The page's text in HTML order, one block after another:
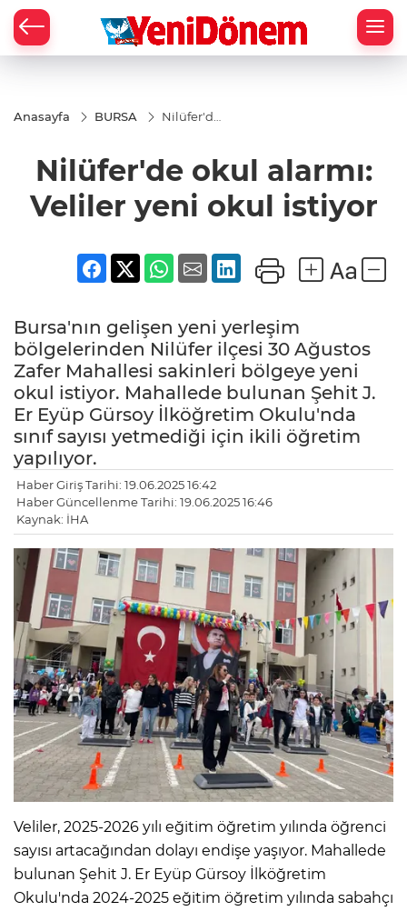
Anasayfa BURSA
Nilüfer'de
Veliler
yeni okul
Nilüfer'de okul alarmı:
Veliler yeni okul istiyor
Bursa'nın gelişen yeni yerleşim
bölgelerinden Nilüfer ilçesi 30 Ağustos
Zafer Mahallesi sakinleri bölgeye yeni
okul istiyor. Mahallede bulunan Şehit J.
Er Eyüp Gürsoy İlköğretim Okulu'nda
sınıf sayısı yetmediği için ikili öğretim
yapılıyor.
Haber Giriş Tarihi: 19.06.2025 16:42
Haber Güncellenme Tarihi: 19.06.2025 16:46
Kaynak: İHA
Veliler, 2025-2026 yılı eğitim öğretim yılında öğrenci
sayısı artacağından dolayı endişe yaşıyor. Mahallede
bulunan Şehit J. Er Eyüp Gürsoy İlköğretim
Okulu'nda 2024-2025 eğitim öğretim yılında sabahçı